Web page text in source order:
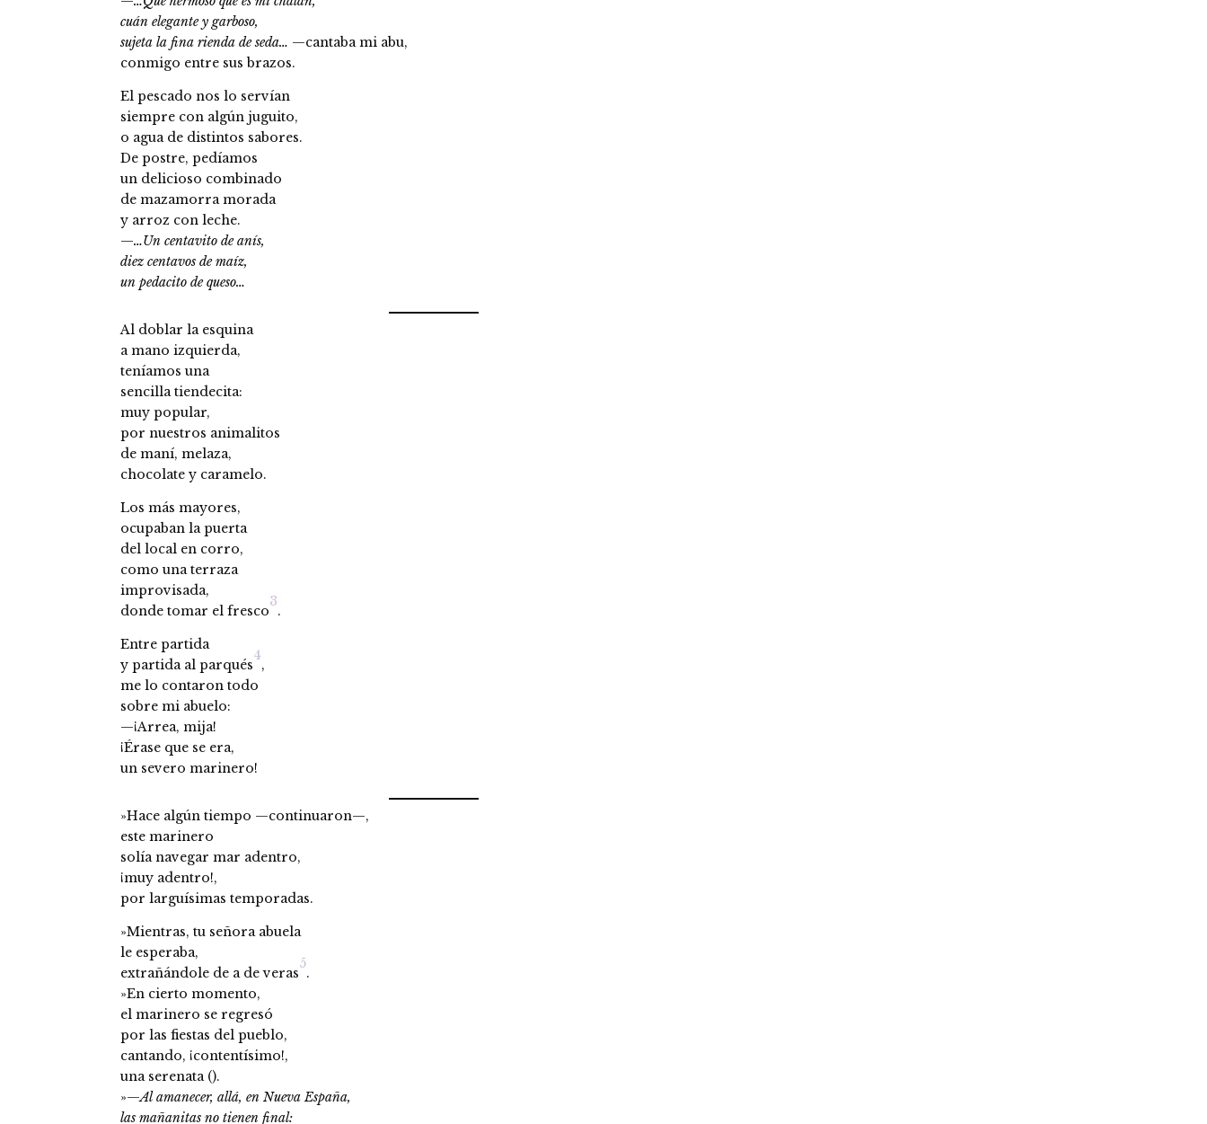
cuán elegante y garboso,
sujeta la fina rienda de seda… —cantaba mi abu,
conmigo entre sus brazos.
El pescado nos lo servían
siempre con algún juguito,
o agua de distintos sabores.
De postre, pedíamos
un delicioso combinado
de mazamorra morada
y arroz con leche.
—…Un centavito de anís,
diez centavos de maíz,
un pedacito de queso…
Al doblar la esquina
a mano izquierda,
teníamos una
sencilla tiendecita:
muy popular,
por nuestros animalitos
de maní, melaza,
chocolate y caramelo.
Los más mayores,
ocupaban la puerta
del local en corro,
como una terraza
improvisada,
donde tomar el fresco
3
.
Entre partida
y partida al parqués
4
,
me lo contaron todo
sobre mi abuelo:
—¡Arrea, mija!
¡Érase que se era,
un severo marinero!
»Hace algún tiempo —continuaron—,
este marinero
solía navegar mar adentro,
¡muy adentro!,
por larguísimas temporadas.
»Mientras, tu señora abuela
le esperaba,
extrañándole de a de veras
5
.
»En cierto momento,
el marinero se regresó
por las fiestas del pueblo,
cantando, ¡contentísimo!,
una serenata ().
»—Al amanecer, allá, en Nueva España,
las mañanitas no tienen final: